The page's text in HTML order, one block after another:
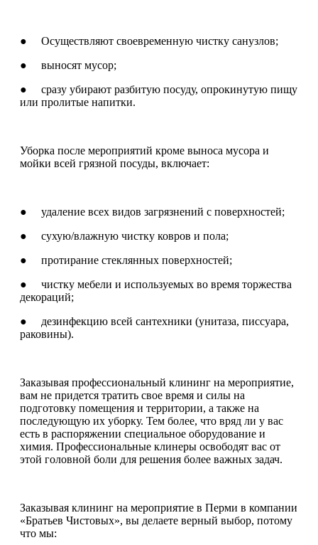
● Осуществляют своевременную чистку санузлов;
● выносят мусор;
● сразу убирают разбитую посуду, опрокинутую пищу
или пролитые напитки.
Уборка после мероприятий кроме выноса мусора и
мойки всей грязной посуды, включает:
● удаление всех видов загрязнений с поверхностей;
● сухую/влажную чистку ковров и пола;
● протирание стеклянных поверхностей;
● чистку мебели и используемых во время торжества
декораций;
● дезинфекцию всей сантехники (унитаза, писсуара,
раковины).
Заказывая профессиональный клининг на мероприятие,
вам не придется тратить свое время и силы на
подготовку помещения и территории, а также на
последующую их уборку. Тем более, что вряд ли у вас
есть в распоряжении специальное оборудование и
химия. Профессиональные клинеры освободят вас от
этой головной боли для решения более важных задач.
Заказывая клининг на мероприятие в Перми в компании
«Братьев Чистовых», вы делаете верный выбор, потому
что мы: